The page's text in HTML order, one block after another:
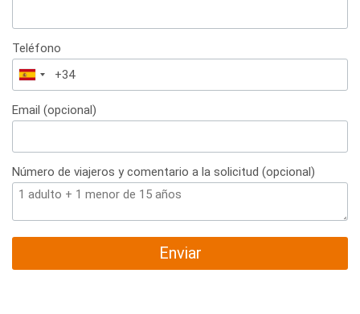
Teléfono
España
+34
Email (opcional)
Número de viajeros y comentario a la solicitud (opcional)
Enviar